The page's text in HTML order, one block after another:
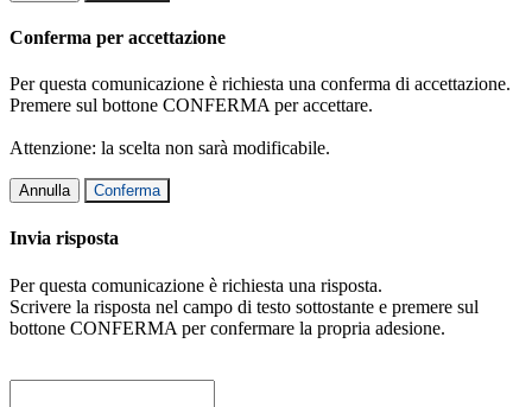
Conferma per accettazione
Per questa comunicazione è richiesta una conferma di accettazione.
Premere sul bottone CONFERMA per accettare.
Attenzione: la scelta non sarà modificabile.
Annulla Conferma
Invia risposta
Per questa comunicazione è richiesta una risposta.
Scrivere la risposta nel campo di testo sottostante e premere sul
bottone CONFERMA per confermare la propria adesione.